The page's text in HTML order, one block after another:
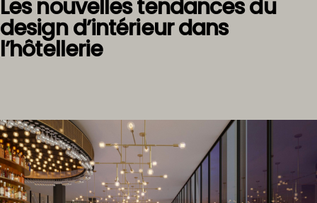
Les nouvelles tendances du
design d’intérieur dans
l’hôtellerie